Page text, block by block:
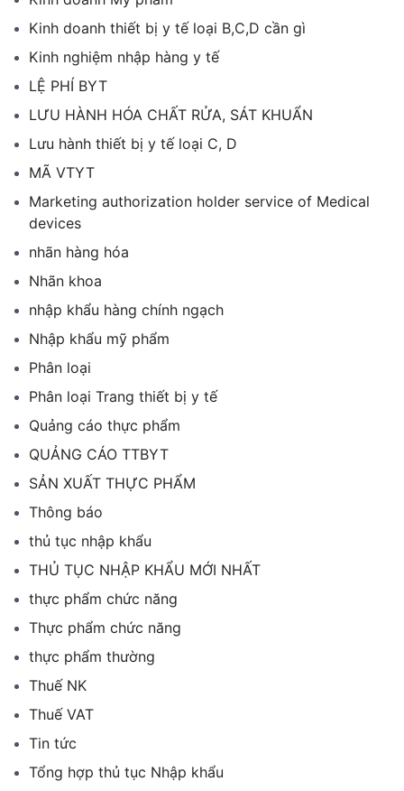
Kinh doanh thiết bị y tế loại B,C,D cần gì
Kinh nghiệm nhập hàng y tế
LỆ PHÍ BYT
LƯU HÀNH HÓA CHẤT RỬA, SÁT KHUẨN
Lưu hành thiết bị y tế loại C, D
MÃ VTYT
Marketing authorization holder service of Medical
devices
nhãn hàng hóa
Nhãn khoa
nhập khẩu hàng chính ngạch
Nhập khẩu mỹ phẩm
Phân loại
Phân loại Trang thiết bị y tế
Quảng cáo thực phẩm
QUẢNG CÁO TTBYT
SẢN XUẤT THỰC PHẨM
Thông báo
thủ tục nhập khẩu
THỦ TỤC NHẬP KHẨU MỚI NHẤT
thực phẩm chức năng
Thực phẩm chức năng
thực phẩm thường
Thuế NK
Thuế VAT
Tin tức
Tổng hợp thủ tục Nhập khẩu